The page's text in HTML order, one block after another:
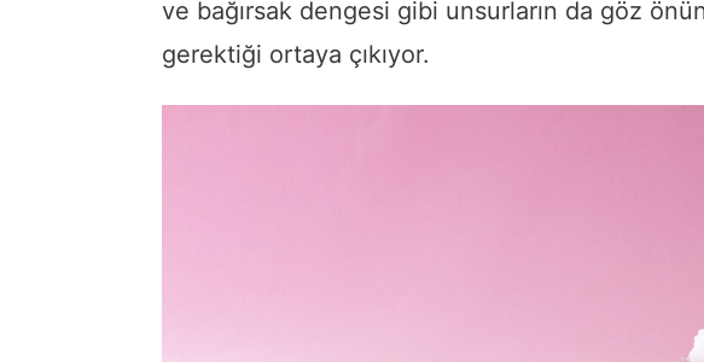
ve bağırsak dengesi gibi unsurların da göz
gerektiği ortaya çıkıyor.